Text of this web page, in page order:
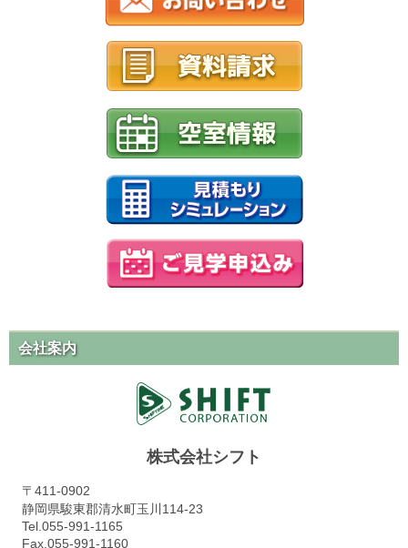
会社案内
株式会社シフト
〒411-0902
静岡県駿東郡清水町玉川114-23
Tel.055-991-1165
Fax.055-991-1160